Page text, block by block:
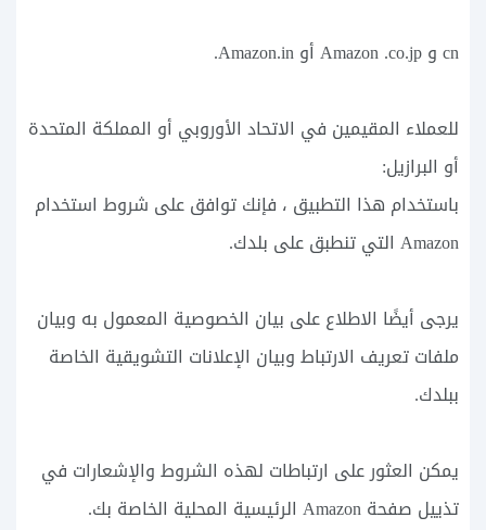
cn و Amazon .co.jp أو Amazon.in.
للعملاء المقيمين في الاتحاد الأوروبي أو المملكة المتحدة
أو البرازيل:
باستخدام هذا التطبيق ، فإنك توافق على شروط استخدام
Amazon التي تنطبق على بلدك.
يرجى أيضًا الاطلاع على بيان الخصوصية المعمول به وبيان
ملفات تعريف الارتباط وبيان الإعلانات التشويقية الخاصة
ببلدك.
يمكن العثور على ارتباطات لهذه الشروط والإشعارات في
تذييل صفحة Amazon الرئيسية المحلية الخاصة بك.